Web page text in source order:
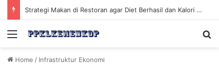
Strategi Makan di Restoran agar Diet Berhasil dan Kalori Tetap Terkontrol
Menu
Home / Infrastruktur Ekonomi